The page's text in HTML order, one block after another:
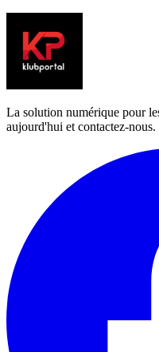
La solution numérique pour
aujourd'hui et contactez-nous.